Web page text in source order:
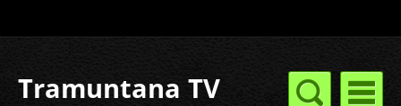
Tramuntana TV